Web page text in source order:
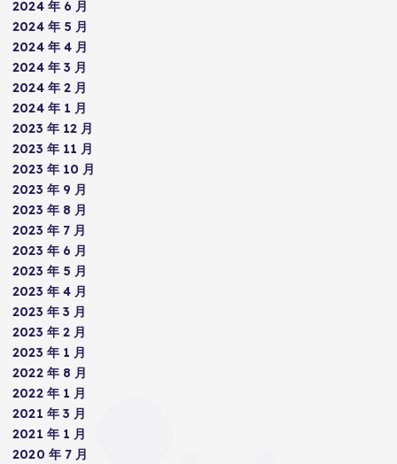
2024 年 6 月
2024 年 5 月
2024 年 4 月
2024 年 3 月
2024 年 2 月
2024 年 1 月
2023 年 12 月
2023 年 11 月
2023 年 10 月
2023 年 9 月
2023 年 8 月
2023 年 7 月
2023 年 6 月
2023 年 5 月
2023 年 4 月
2023 年 3 月
2023 年 2 月
2023 年 1 月
2022 年 8 月
2022 年 1 月
2021 年 3 月
2021 年 1 月
2020 年 7 月